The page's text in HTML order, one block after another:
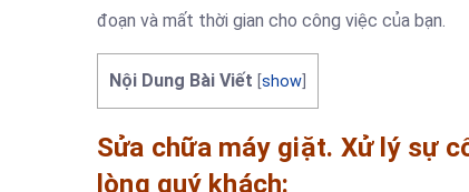
đoạn và mất thời gian cho công việc của bạn.
Nội Dung Bài Viết show
Sửa chữa máy giặt. Xử lý sự
lòng quý khách: